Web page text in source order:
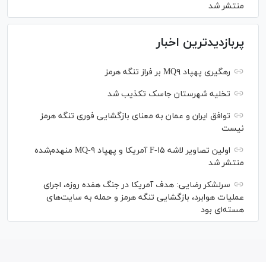
منتشر شد
پربازدیدترین اخبار
رهگیری پهپاد MQ۹ بر فراز تنگه هرمز
تخلیه شهرستان جاسک تکذیب شد
توافق ایران و عمان به معنای بازگشایی فوری تنگه هرمز
نیست
اولین تصاویر لاشه F-۱۵ آمریکا و پهپاد MQ-۹ منهدم‌شده
منتشر شد
سرلشکر رضایی: هدف آمریکا در جنگ هفده روزه، اجرای
عملیات هوابرد، بازگشایی تنگه هرمز و حمله به سایت‌های
هسته‌ای بود